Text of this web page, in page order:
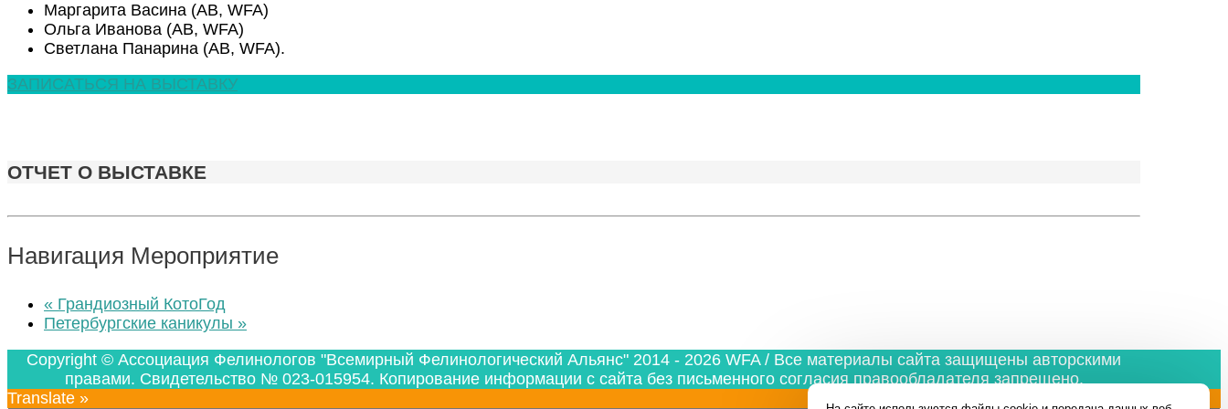
Маргарита Васина (AB, WFA)
Ольга Иванова (AB, WFA)
Светлана Панарина (AB, WFA).
ЗАПИСАТЬСЯ НА ВЫСТАВКУ
ОТЧЕТ О ВЫСТАВКЕ
Навигация Мероприятие
« Грандиозный КотоГод
Петербургские каникулы »
Copyright © Ассоциация Фелинологов "Всемирный Фелинологический Альянс" 2014 - 2026 WFA/ Все материалы сайта защищены авторскими
правами. Свидетельство № 023-015954. Копирование информации с сайта без письменного согласия правообладателя запрещено.
Translate »